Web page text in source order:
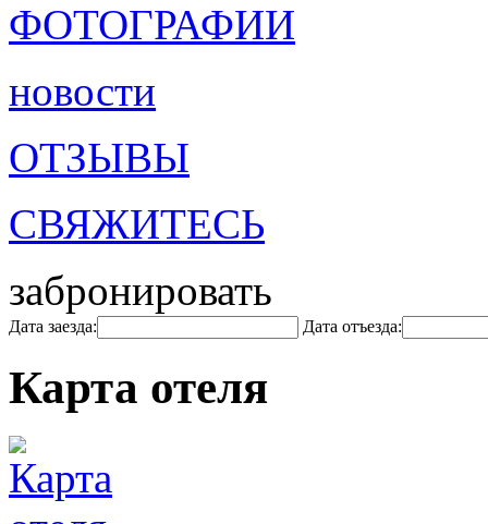
ФОТОГРАФИИ
новости
ОТЗЫВЫ
СВЯЖИТЕСЬ
забронировать
Дата заезда: Дата отъезда:
Карта отеля